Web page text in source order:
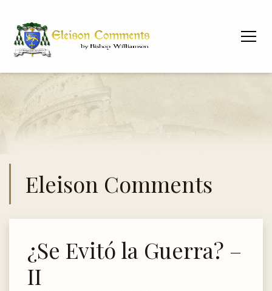
Eleison Comments
¿Se Evitó la Guerra? –
II